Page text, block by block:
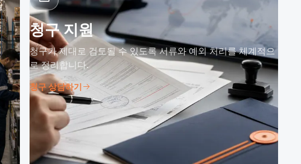
청구 지원
청구가 제대로 검토될 수 있도록 서류와 예외 처리를 체계적으
로 정리합니다.
청구 상담하기